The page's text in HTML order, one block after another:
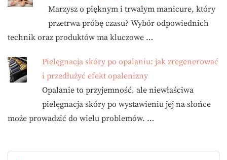
Marzysz o pięknym i trwałym manicure, który
przetrwa próbę czasu? Wybór odpowiednich
technik oraz produktów ma kluczowe …
Pielęgnacja skóry po opalaniu: jak zregenerować
i przedłużyć efekt opalenizny
Opalanie to przyjemność, ale niewłaściwa
pielęgnacja skóry po wystawieniu jej na słońce
może prowadzić do wielu problemów. …